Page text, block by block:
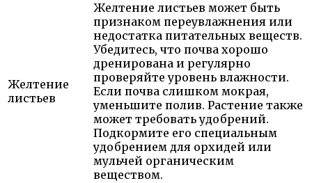
Желтение
листьев
Желтение листьев может быть
признаком переувлажнения или
недостатка питательных веществ.
Убедитесь, что почва хорошо
дренирована и регулярно
проверяйте уровень влажности.
Если почва слишком мокрая,
уменьшите полив. Растение также
может требовать удобрений.
Подкормите его специальным
удобрением для орхидей или
мульчей органическим
веществом.